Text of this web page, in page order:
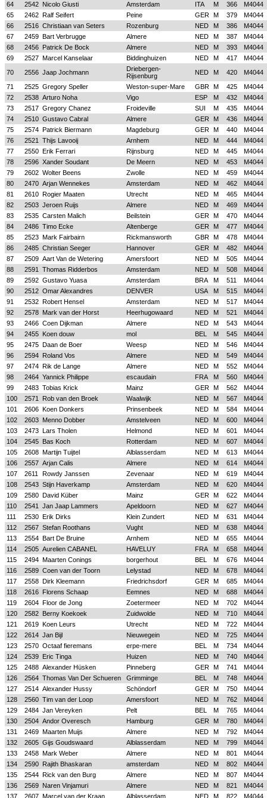
64
2542 Nicolo Giusti Amsterdam ITA M 366
M4044
65
2462 Ralf Seifert Peine GER M 379
M4044
66
2516 Christiaan van Seters Rozenburg NED M 386
M4044
67
2459 Bart Verbrugge Almere NED M 387
M4044
68
2456 Patrick De Bock Almere NED M 393
M4044
69
2527 Marcel Kanselaar Biddinghuizen NED M 417
M4044
70
2556 Jaap Jochmann
Driebergen-
Rijsenburg
NED M 420
M4044
71
2525 Gregory Speller Weston-super-Mare GBR M 425
M4044
72
2538 Arturo Noha Vigo ESP M 432
M4044
73
2517 Gregory Chanez Froideville SUI M 435
M4044
74
2510 Gustavo Cabral Almere GER M 436
M4044
75
2574 Patrick Biermann Magdeburg GER M 440
M4044
76
2521 Thijs Lavooij Arnhem NED M 444
M4044
77
2550 Erik Ferrari Rijnsburg NED M 445
M4044
78
2596 Xander Soudant De Meern NED M 453
M4044
79
2602 Wolter Beens Zwolle NED M 459
M4044
80
2470 Arjan Wennekes Amsterdam NED M 462
M4044
81
2610 Rogier Maaten Utrecht NED M 465
M4044
82
2503 Jeroen Ruijs Almere NED M 469
M4044
83
2535 Carsten Malich Beilstein GER M 470
M4044
84
2486 Timo Ecke Altenberge GER M 477
M4044
85
2523 Mark Fairbairn Rickmansworth GBR M 478
M4044
86
2485 Christian Seeger Hannover GER M 482
M4044
87
2509 Aart Van de Wetering Amersfoort NED M 505
M4044
88
2591 Thomas Ridderbos Amsterdam NED M 508
M4044
89
2592 Gustavo Yuasa Amsterdam BRA M 511
M4044
90
2512 Omar Alexandres DENVER USA M 515
M4044
91
2532 Robert Hensel Amsterdam NED M 517
M4044
92
2578 Mark van der Horst Heerhugowaard NED M 521
M4044
93
2466 Coen Dijkman Almere NED M 543
M4044
94
2455 Koen douw mol BEL M 545
M4044
95
2475 Daan de Boer Weesp NED M 546
M4044
96
2594 Roland Vos Almere NED M 549
M4044
97
2474 Rik de Lange Almere NED M 552
M4044
98
2464 Yannick Philippe escaudain FRA M 560
M4044
99
2483 Tobias Krick Mainz GER M 562
M4044
100
2571 Rob van den Broek Waalwijk NED M 567
M4044
101
2606 Koen Donkers Prinsenbeek NED M 584
M4044
102
2603 Menno Dobber Amstelveen NED M 600
M4044
103
2473 Lars Tholen Helmond NED M 601
M4044
104
2545 Bas Koch Rotterdam NED M 607
M4044
105
2608 Martijn Tuijtel Alblasserdam NED M 613
M4044
106
2557 Arjan Calis Almere NED M 614
M4044
107
2611 Rowdy Janssen Zevenaar NED M 619
M4044
108
2543 Stijn Haverkamp Amsterdam NED M 620
M4044
109
2580 David Küber Mainz GER M 622
M4044
110
2541 Jan Jaap Lammers Apeldoorn NED M 627
M4044
111
2530 Erik Dirks Klein Zundert NED M 631
M4044
112
2567 Stefan Roothans Vught NED M 638
M4044
113
2554 Bart De Bruine Arnhem NED M 655
M4044
114
2505 Aurelien CABANEL HAVELUY FRA M 658
M4044
115
2494 Maarten Conings borgerhout BEL M 676
M4044
116
2589 Coen van der Toorn Lelystad NED M 678
M4044
117
2558 Dirk Kleemann Friedrichsdorf GER M 685
M4044
118
2616 Florens Schaap Eemnes NED M 688
M4044
119
2604 Floor de Jong Zoetermeer NED M 702
M4044
120
2582 Berny Koekoek Zuidwolde NED M 710
M4044
121
2619 Koen Leurs Utrecht NED M 722
M4044
122
2614 Jan Bijl Nieuwegein NED M 725
M4044
123
2570 Octaaf fieremans erpe-mere BEL M 734
M4044
124
2539 Eric Tinga Huizen NED M 740
M4044
125
2488 Alexander Hüsken Pinneberg GER M 741
M4044
126
2564 Thomas Van Der Schueren Grimminge BEL M 748
M4044
127
2514 Alexander Hussy Schöndorf GER M 750
M4044
128
2560 Tim van der Loop Amersfoort NED M 762
M4044
129
2484 Jan Vereyken Pelt BEL M 765
M4044
130
2504 Andor Overesch Hamburg GER M 780
M4044
131
2469 Maarten Muijs Almere NED M 792
M4044
132
2605 Gijs Goudswaard Alblasserdam NED M 799
M4044
133
2458 Mark Weber Almere NED M 801
M4044
134
2590 Rajith Bhaskaran amsterdam NED M 802
M4044
135
2544 Rick van den Burg Almere NED M 807
M4044
136
2569 Naren Vinjamuri Almere NED M 821
M4044
137
2607 Marcel van der Kraan Alblasserdam NED M 822 M4044